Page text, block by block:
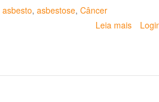
asbesto, asbestose, Câncer
Leia mais sobre